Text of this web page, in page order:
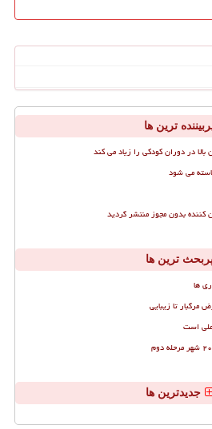
ترین ها
در دوران کودکی را زیاد می کند
می شود
بدون مجوز منتشر گردید
ترین ها
ها
مرگبار تا زیبایی
است
جدیدترین ها